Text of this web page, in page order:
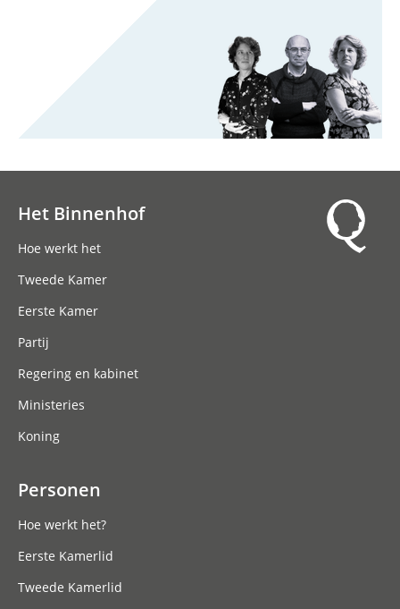
Het Binnenhof
Hoe werkt het
Tweede Kamer
Eerste Kamer
Partij
Regering en kabinet
Ministeries
Koning
Personen
Hoe werkt het?
Eerste Kamerlid
Tweede Kamerlid